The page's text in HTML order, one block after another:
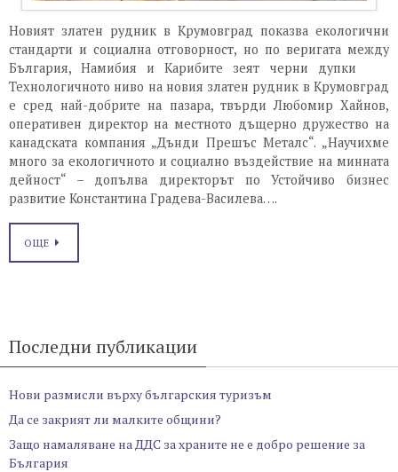
Новият златен рудник в Крумовград показва екологични
стандарти и социална отговорност, но по веригата между
България, Намибия и Карибите зеят черни дупки
Технологичното ниво на новия златен рудник в Крумовград
е сред най-добрите на пазара, твърди Любомир Хайнов,
оперативен директор на местното дъщерно дружество на
канадската компания „Дънди Прешъс Металс“. „Научихме
много за екологичното и социално въздействие на минната
дейност“ – допълва директорът по Устойчиво бизнес
развитие Константина Градева-Василева….
ОЩЕ
Последни публикации
Нови размисли върху българския туризъм
Да се закрият ли малките общини?
Защо намаляване на ДДС за храните не е добро решение за
България